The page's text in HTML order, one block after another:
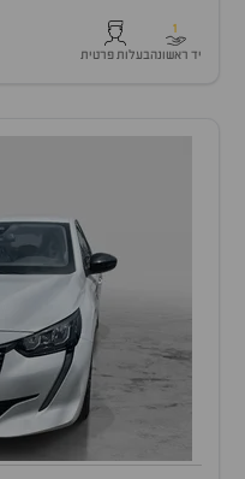
1
יד ראשונהבעלות פרטית